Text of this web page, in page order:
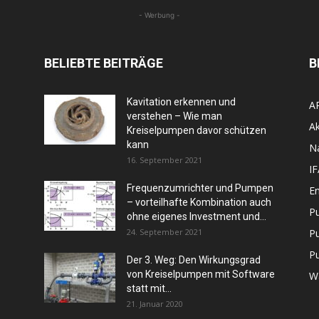
- Werbung -
BELIEBTE BEITRÄGE
Kavitation erkennen und
verstehen – Wie man
Kreiselpumpen davor schützen
kann
16. September 2021
Frequenzumrichter und Pumpen
– vorteilhafte Kombination auch
ohne eigenes Investment und...
24. September 2021
Der 3. Weg: Den Wirkungsgrad
von Kreiselpumpen mit Software
statt mit...
21. Januar 2020